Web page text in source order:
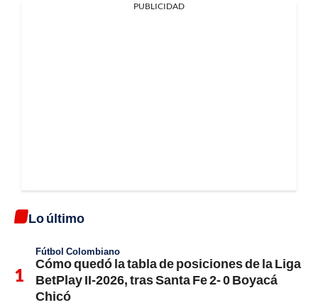
PUBLICIDAD
Lo último
Fútbol Colombiano
Cómo quedó la tabla de posiciones de la Liga
BetPlay II-2026, tras Santa Fe 2- 0 Boyacá
Chicó